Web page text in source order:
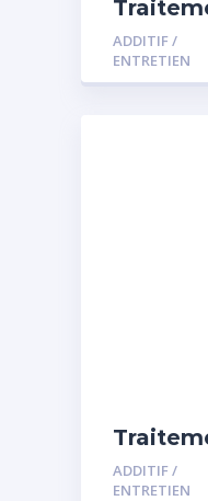
spécial
ADDITIF /
ENTRETIEN
diesel
ADDITIF /
ENTRETIEN